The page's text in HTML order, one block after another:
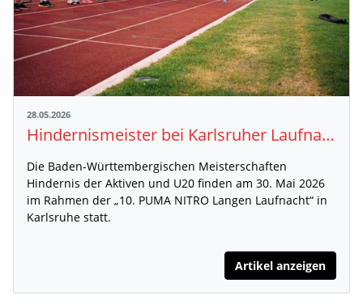
28.05.2026
Hindernismeister bei Karlsruher Laufnacht gesucht
Die Baden-Württembergischen Meisterschaften
Hindernis der Aktiven und U20 finden am 30. Mai 2026
im Rahmen der „10. PUMA NITRO Langen Laufnacht“ in
Karlsruhe statt.
Artikel anzeigen